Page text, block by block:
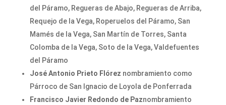
del Páramo, Regueras de Abajo, Regueras de Arriba,
Requejo de la Vega, Roperuelos del Páramo, San
Mamés de la Vega, San Martín de Torres, Santa
Colomba de la Vega, Soto de la Vega, Valdefuentes
del Páramo
José Antonio Prieto Flórez nombramiento como
Párroco de San Ignacio de Loyola de Ponferrada
Francisco Javier Redondo de Paznombramiento